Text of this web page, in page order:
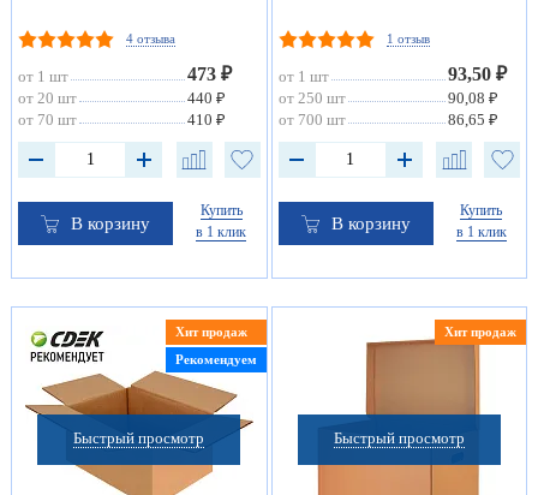
4 отзыва
от 1 шт 473 ₽
от 20 шт
440 ₽
от 70 шт
410 ₽
В корзину
Купить
в 1 клик
1 отзыв
от 1 шт 93,50 ₽
от 250 шт
90,08 ₽
от 700 шт
86,65 ₽
В корзину
Купить
в 1 клик
Быстрый просмотр
Хит продаж
Рекомендуем
Быстрый просмотр
Хит продаж